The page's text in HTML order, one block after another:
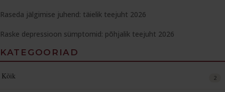
Raseda jälgimise juhend: täielik teejuht 2026
Raske depressioon sümptomid: põhjalik teejuht 2026
KATEGOORIAD
Kõik 2